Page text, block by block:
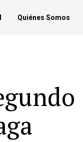
Quiénes Somos